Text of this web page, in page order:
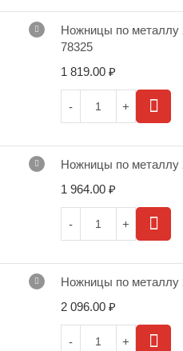
Ножницы по металлу
78325
1 819.00 ₽
Ножницы по металлу
1 964.00 ₽
Ножницы по металлу
2 096.00 ₽